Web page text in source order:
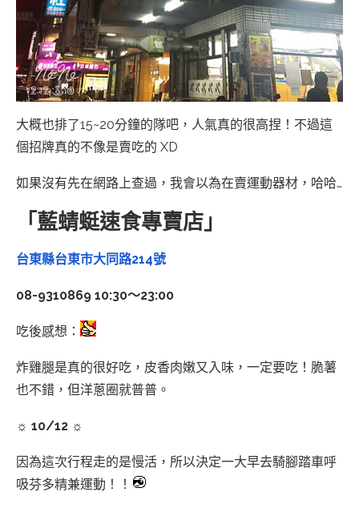
大概也排了15~20分鐘的隊吧，人氣真的很高捏！不過這
個招牌真的不像是賣吃的 XD
如果沒有先在網路上查過，我會以為在賣運動器材，哈哈…
「藍蜻蜓速食專賣店」
台東縣台東市大同路214號
08-9310869 10:30～23:00
吃後感想：
炸雞腿是真的很好吃，皮香肉嫩又入味，一定要吃！脆薯
也不錯，但洋蔥圈就普普。
☼ 10/12 ☼
因為這次行程走的是慢活，所以決定一大早去騎腳踏車呼
吸芬多精兼運動！！